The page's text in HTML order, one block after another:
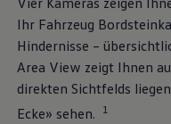
4
Mehr zu
Ihr Fahrzeug
Hindernisse –
Area View zeigt Ihnen
direkten Sichtfelds
Ecke» sehen.
1